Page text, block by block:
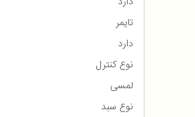
تایمر
دارد
نوع کنترل
لمسی
نوع سبد